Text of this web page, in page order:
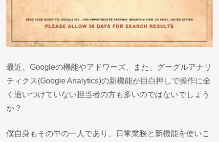
最近、Googleの機能やアドワーズ、また、グーグルアナリ
ティクス(Google Analytics)の新機能が目白押しで操作に全
く追いつけていない担当者の方も多いのではないでしょう
か？
僕自身もその中の一人であり、日常業務と新機能を使いこ